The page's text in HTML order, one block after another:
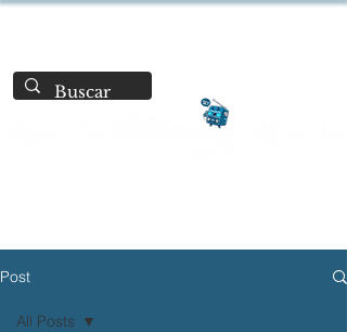
Post
All Posts